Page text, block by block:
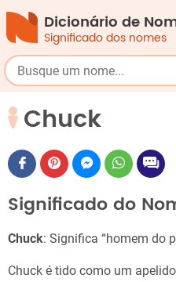
Dicionário de
Significado dos nomes
Chuck
Significado do
Chuck: Significa “homem do
Chuck é tido como um